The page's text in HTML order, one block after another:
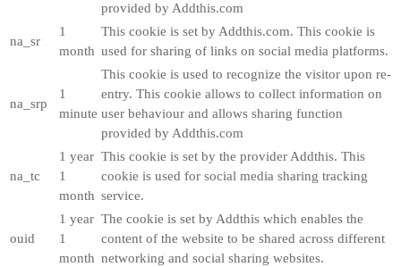
provided by Addthis.com
na_sr
1
month
This cookie is set by Addthis.com. This cookie is
used for sharing of links on social media platforms.
na_srp
1
minute
This cookie is used to recognize the visitor upon re-
entry. This cookie allows to collect information on
user behaviour and allows sharing function
provided by Addthis.com
na_tc
1 year
1
month
This cookie is set by the provider Addthis. This
cookie is used for social media sharing tracking
service.
ouid
1 year
1
month
The cookie is set by Addthis which enables the
content of the website to be shared across different
networking and social sharing websites.